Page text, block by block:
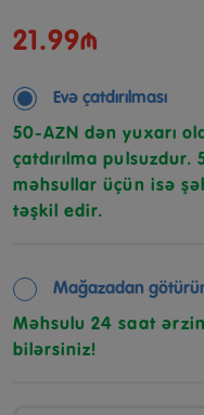
21.99₼
Evə çatdırılması
50-AZN dən yuxarı
çatdırılma pulsuzdur.
məhsullar üçün isə
təşkil edir.
Mağazadan
Məhsulu 24 saat
bilərsiniz!